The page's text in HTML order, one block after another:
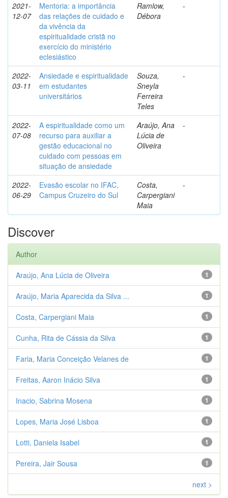
2021-
12-07
Mentoria: a importância
das relações de cuidado e
da vivência da
espiritualidade cristã no
exercício do ministério
eclesiástico
Ramlow,
Débora
-
2022-
03-11
Ansiedade e espiritualidade
em estudantes
universitários
Souza,
Sneyla
Ferreira
Teles
-
2022-
07-08
A espiritualidade como um
recurso para auxiliar a
gestão educacional no
cuidado com pessoas em
situação de ansiedade
Araújo, Ana
Lúcia de
Oliveira
-
2022-
06-29
Evasão escolar no IFAC,
Campus Cruzeiro do Sul
Costa,
Carpergiani
Maia
-
Discover
Author
1
Araújo, Ana Lúcia de Oliveira
1
Araújo, Maria Aparecida da Silva ...
1
Costa, Carpergiani Maia
1
Cunha, Rita de Cássia da Silva
1
Faria, Maria Conceição Velanes de
1
Freitas, Aaron Inácio Silva
1
Inacio, Sabrina Mosena
1
Lopes, Maria José Lisboa
1
Lotti, Daniela Isabel
1
Pereira, Jair Sousa
next >